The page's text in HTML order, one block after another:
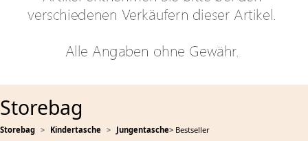
Storebag
Storebag Kindertasche Jungentasche> Bestseller